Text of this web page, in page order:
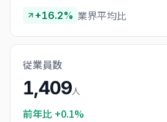
+16.2% 業界平均比
従業員数
1,409人
前年比 +0.1%